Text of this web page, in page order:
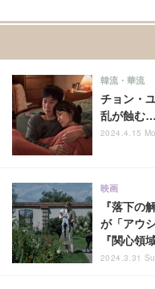
チョン・
乱が蝕む
韓流・華流
2024.4.15
『落下の
が「アウ
『関心領
映画
2024.3.31